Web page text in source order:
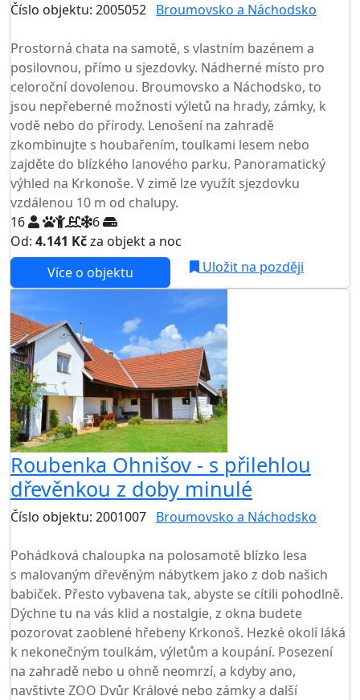
Číslo objektu: 2005052 Broumovsko a Náchodsko
Prostorná chata na samotě, s vlastním bazénem a
posilovnou, přímo u sjezdovky. Nádherné místo pro
celoroční dovolenou. Broumovsko a Náchodsko, to
jsou nepřeberné možnosti výletů na hrady, zámky, k
vodě nebo do přírody. Lenošení na zahradě
zkombinujte s houbařením, toulkami lesem nebo
zajděte do blízkého lanového parku. Panoramatický
výhled na Krkonoše. V zimě lze využít sjezdovku
vzdálenou 10 m od chalupy.
16
6
Od: 4.141 Kčza objekt a noc
Více o objektu Uložit na později
Roubenka Ohnišov - s přilehlou
dřevěnkou z doby minulé
Číslo objektu: 2001007 Broumovsko a Náchodsko
Pohádková chaloupka na polosamotě blízko lesa
s malovaným dřevěným nábytkem jako z dob našich
babiček. Přesto vybavena tak, abyste se cítili pohodlně.
Dýchne tu na vás klid a nostalgie, z okna budete
pozorovat zaoblené hřebeny Krkonoš. Hezké okolí láká
k nekonečným toulkám, výletům a koupání. Posezení
na zahradě nebo u ohně neomrzí, a kdyby ano,
navštivte ZOO Dvůr Králové nebo zámky a další